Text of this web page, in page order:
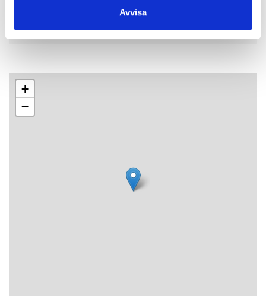
Avvisa
14:00 - 15:00
+
−